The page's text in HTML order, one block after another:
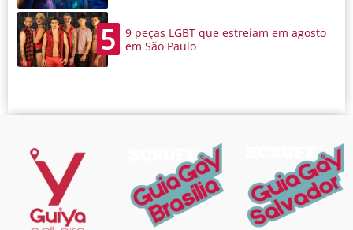
5
9 peças LGBT que estreiam em agosto
em São Paulo